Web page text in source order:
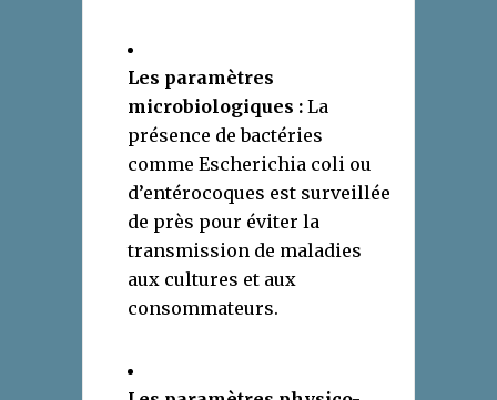
Les paramètres
microbiologiques : La
présence de bactéries
comme Escherichia coli ou
d’entérocoques est surveillée
de près pour éviter la
transmission de maladies
aux cultures et aux
consommateurs.